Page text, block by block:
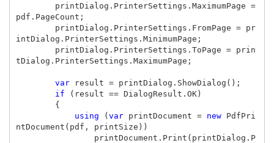
printDialog . PrinterSettings . MaximumPage =
pdf . PageCount ;
printDialog . PrinterSettings . FromPage =
pr
intDialog . PrinterSettings . MinimumPage ;
printDialog . PrinterSettings . ToPage =
prin
tDialog . PrinterSettings . MaximumPage ;
var result = printDialog . ShowDialog ();
if
( result == DialogResult . OK)
{
using
( var printDocument = new
PdfPri
ntDocument ( pdf , printSize ))
printDocument . Print ( printDialog . P